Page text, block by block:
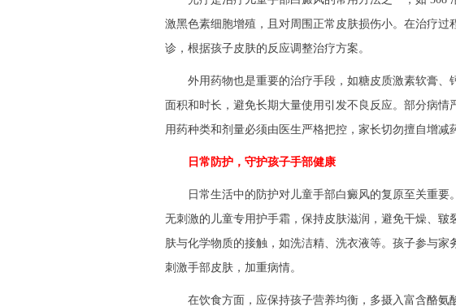
激黑色素细胞增殖，且对周围正常皮肤损伤小。在治疗过
诊，根据孩子皮肤的反应调整治疗方案。​
外用药物也是重要的治疗手段，如糖皮质激素软膏、
面积和时长，避免长期大量使用引发不良反应。部分病
用药种类和剂量必须由医生严格把控，家长切勿擅自增减
日常防护，守护孩子手部健康
日常生活中的防护对儿童手部白癜风的复原至关重要
无刺激的儿童专用护手霜，保持皮肤滋润，避免干燥、
肤与化学物质的接触，如洗洁精、洗衣液等。孩子参与
刺激手部皮肤，加重病情。​
在饮食方面，应保持孩子营养均衡，多摄入富含酪氨